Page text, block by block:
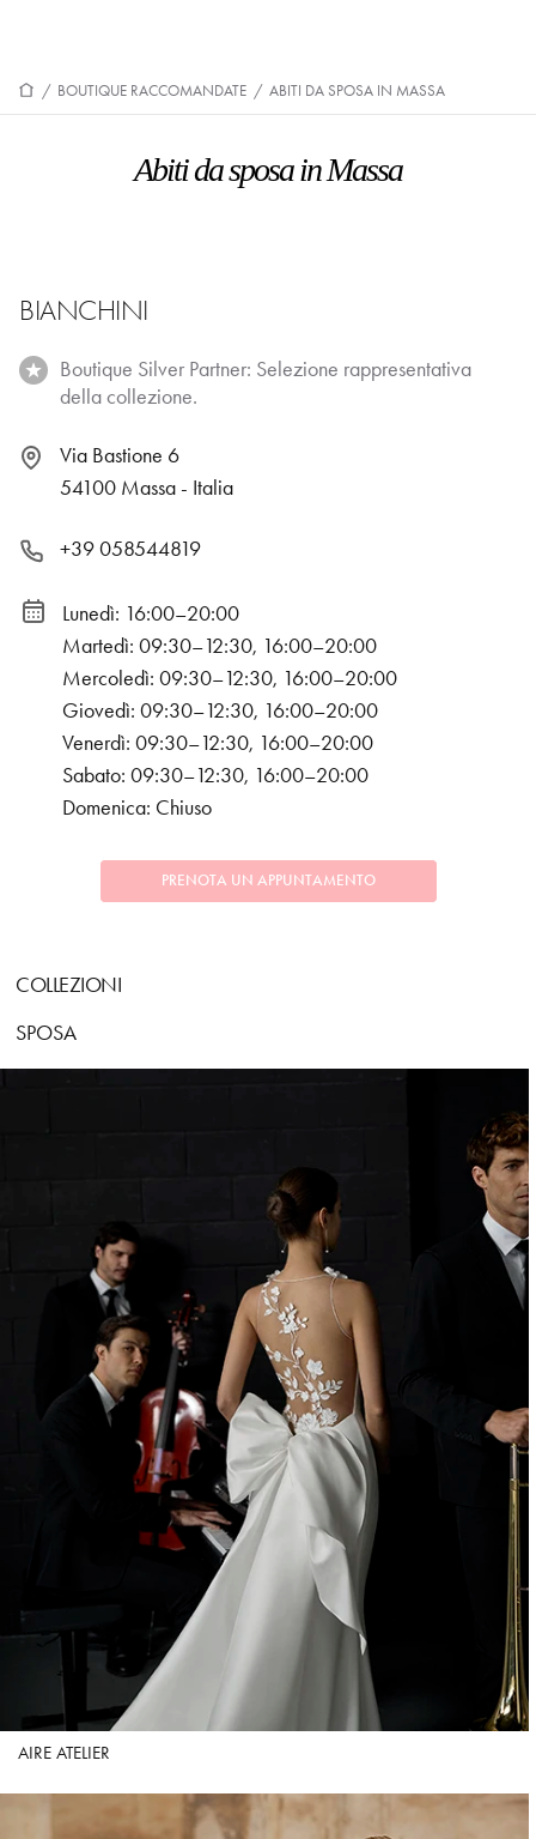
/ BOUTIQUE RACCOMANDATE / ABITI DA SPOSA IN MASSA
Abiti da sposa in Massa
BIANCHINI
Boutique Silver Partner: Selezione rappresentativa
della collezione.
Via Bastione 6
54100 Massa - Italia
+39 058544819
Lunedì: 16:00–20:00
Martedì: 09:30–12:30, 16:00–20:00
Mercoledì: 09:30–12:30, 16:00–20:00
Giovedì: 09:30–12:30, 16:00–20:00
Venerdì: 09:30–12:30, 16:00–20:00
Sabato: 09:30–12:30, 16:00–20:00
Domenica: Chiuso
PRENOTA UN APPUNTAMENTO
COLLEZIONI
SPOSA
AIRE ATELIER